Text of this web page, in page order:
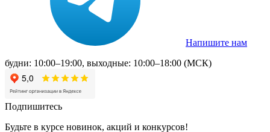
Напишите нам
будни: 10:00–19:00, выходные: 10:00–18:00 (МСК)
Подпишитесь
Будьте в курсе новинок, акций и конкурсов!